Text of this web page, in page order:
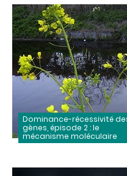
Dominance-récessivité
gènes, épisode 2 : le
mécanisme moléculaire